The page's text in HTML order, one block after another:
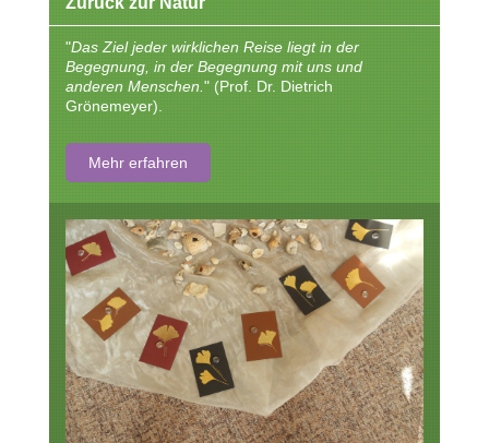
"Das Ziel jeder wirklichen Reise liegt in der
Begegnung, in der Begegnung mit uns und
anderen Menschen. " (Prof. Dr. Dietrich
Grönemeyer).
Mehr erfahren